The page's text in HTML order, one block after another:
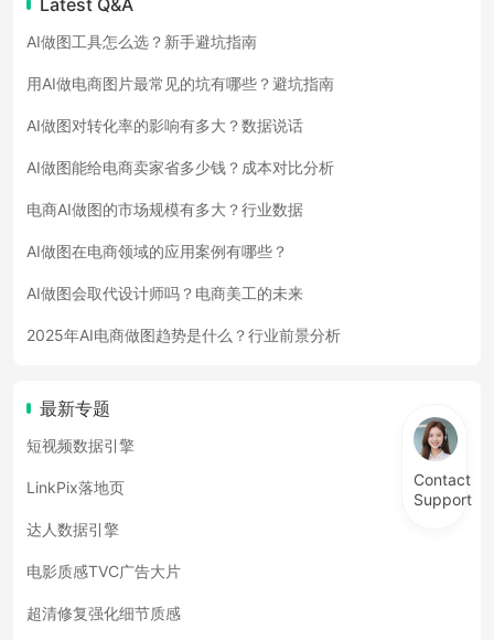
Latest Q&A
AI做图工具怎么选？新手避坑指南
用AI做电商图片最常见的坑有哪些？避坑指南
AI做图对转化率的影响有多大？数据说话
AI做图能给电商卖家省多少钱？成本对比分析
电商AI做图的市场规模有多大？行业数据
AI做图在电商领域的应用案例有哪些？
AI做图会取代设计师吗？电商美工的未来
2025年AI电商做图趋势是什么？行业前景分析
最新专题
短视频数据引擎
LinkPix落地页
达人数据引擎
电影质感TVC广告大片
超清修复强化细节质感
Contact
Support